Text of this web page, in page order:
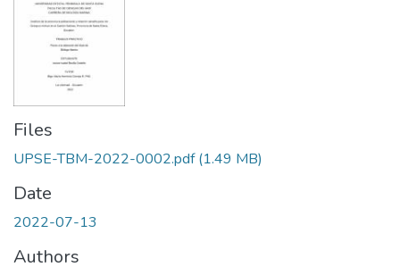
Files
UPSE-TBM-2022-0002.pdf(1.49 MB)
Date
2022-07-13
Authors